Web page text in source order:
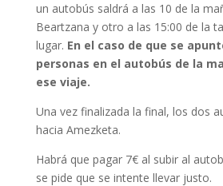
un autobús saldrá a las 10 de la
Beartzana y otro a las 15:00 de la
lugar. En el caso de que se
personas en el autobús de la
ese viaje.
Una vez finalizada la final, los dos
hacia Amezketa.
Habrá que pagar 7€ al subir al
se pide que se intente llevar justo.